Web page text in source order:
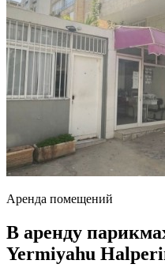
Аренда помещений
В аренду
Yermiyahu